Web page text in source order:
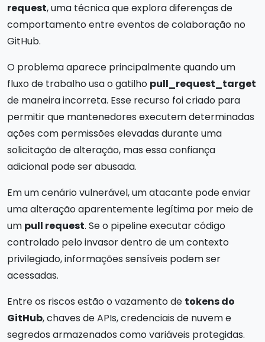
request, uma técnica que explora diferenças de
comportamento entre eventos de colaboração no
GitHub.
O problema aparece principalmente quando um
fluxo de trabalho usa o gatilho pull_request_target
de maneira incorreta. Esse recurso foi criado para
permitir que mantenedores executem determinadas
ações com permissões elevadas durante uma
solicitação de alteração, mas essa confiança
adicional pode ser abusada.
Em um cenário vulnerável, um atacante pode enviar
uma alteração aparentemente legítima por meio de
um pull request. Se o pipeline executar código
controlado pelo invasor dentro de um contexto
privilegiado, informações sensíveis podem ser
acessadas.
Entre os riscos estão o vazamento de tokens do
GitHub, chaves de APIs, credenciais de nuvem e
segredos armazenados como variáveis protegidas.